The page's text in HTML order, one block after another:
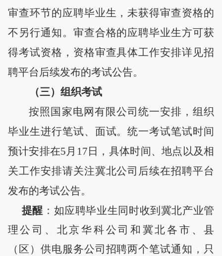
审查环节的应聘毕业生，未获得审查资格的
不另行通知。审查合格的应聘毕业生方可获
得考试资格，资格审查具体工作安排详见招
聘平台后续发布的考试公告。
（三）组织考试
按照国家电网有限公司统一安排，组织
毕业生进行笔试、面试。统一考试笔试时间
预计安排在5月 17 日， 具体时间、地点以及相
关工作安排请关注冀北公司后续在招聘平台
发布的考试公告。
提醒 ：如应聘毕业生同时收到 冀北产业管
理公司 、北京华科公司和冀北各市、县
（区）供电服务公司招聘两个笔试通知，只